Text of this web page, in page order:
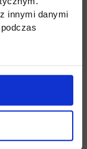
innymi danymi
262 88 22, e-